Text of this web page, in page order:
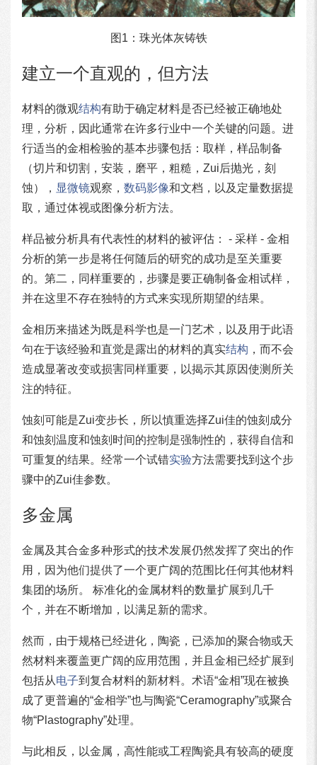
图1：珠光体灰铸铁
建立一个直观的，但方法
材料的微观结构有助于确定材料是否已经被正确地处
理，分析，因此通常在许多行业中一个关键的问题。进
行适当的金相检验的基本步骤包括：取样，样品制备
（切片和切割，安装，磨平，粗糙，Zui后抛光，刻
蚀）， 显微镜观察， 数码影像和文档，以及定量数据提
取，通过体视或图像分析方法。
样品被分析具有代表性的材料的被评估： - 采样 - 金相
分析的第一步是将任何随后的研究的成功是至关重要
的。第二，同样重要的，步骤是要正确制备金相试样，
并在这里不存在独特的方式来实现所期望的结果。
金相历来描述为既是科学也是一门艺术，以及用于此语
句在于该经验和直觉是露出的材料的真实结构 ，而不会
造成显著改变或损害同样重要，以揭示其原因使测所关
注的特征。
蚀刻可能是Zui变步长，所以慎重选择Zui佳的蚀刻成分
和蚀刻温度和蚀刻时间的控制是强制性的，获得自信和
可重复的结果。经常一个试错实验方法需要找到这个步
骤中的Zui佳参数。
多金属
金属及其合金多种形式的技术发展仍然发挥了突出的作
用，因为他们提供了一个更广阔的范围比任何其他材料
集团的场所。 标准化的金属材料的数量扩展到几千
个，并在不断增加，以满足新的需求。
然而，由于规格已经进化，陶瓷，已添加的聚合物或天
然材料来覆盖更广阔的应用范围，并且金相已经扩展到
包括从电子到复合材料的新材料。术语“金相”现在被换
成了更普遍的“金相学”也与陶瓷“Ceramography”或聚合
物“Plastography”处理。
与此相反，以金属，高性能或工程陶瓷具有较高的硬度